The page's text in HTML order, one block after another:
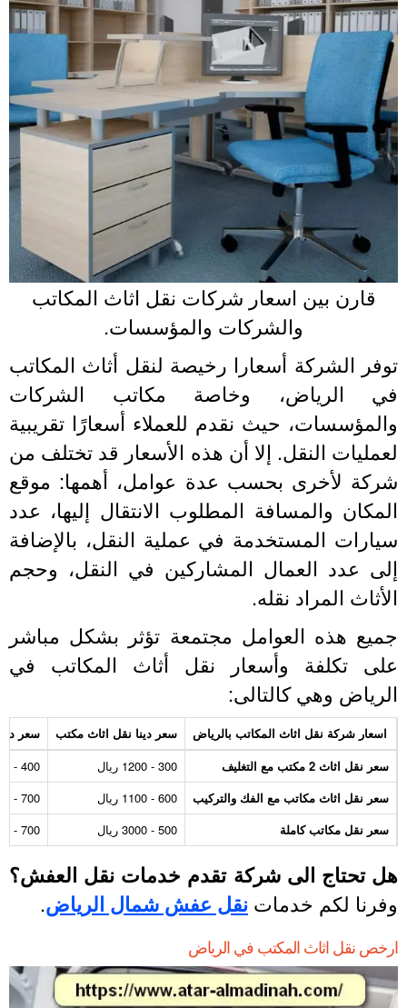
قارن بين اسعار شركات نقل اثاث المكاتب
والشركات والمؤسسات.
الشركة أسعارا رخيصة لنقل أثاث المكاتب
الرياض، وخاصة مكاتب الشركات
حيث نقدم للعملاء أسعارًا تقريبية
النقل. إلا أن هذه الأسعار قد تختلف من
لأخرى بحسب عدة عوامل، أهمها: موقع
والمسافة المطلوب الانتقال إليها، عدد
المستخدمة في عملية النقل، بالإضافة
عدد العمال المشاركين في النقل، وحجم
المراد نقله.
هذه العوامل مجتمعة تؤثر بشكل مباشر
تكلفة وأسعار نقل أثاث المكاتب في
وهي كالتالى:
اسعار شركة نقل اثاث المكاتب بالرياض سعر دينا نقل اثاث مكتب
سعر دينا
سعر نقل اثاث 2 مكتب مع التغليف
300 - 1200 ريال
400 - 1100 ريال
سعر نقل اثاث مكاتب مع الفك والتركيب
600 - 1100 ريال
700 - 1200 ريال
سعر نقل مكاتب كاملة
500 - 3000 ريال 700 - 3500 ريال
تحتاج الى شركة تقدم خدمات نقل العفش؟
لكم خدماتنقل عفش شمال الرياض.
نقل اثاث المكتب في الرياض